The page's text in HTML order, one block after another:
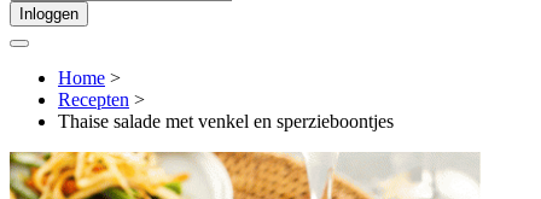
Inloggen
Home >
Recepten >
Thaise salade met venkel en sperzieboontjes